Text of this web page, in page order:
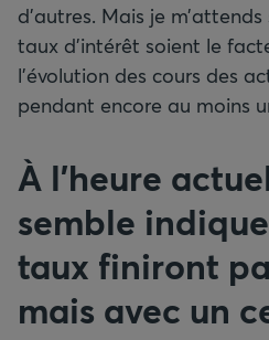
d’autres. Mais je
taux d’intérêt soient le
l’évolution des cours des
pendant encore au moins
À l’heure
semble
taux finiront
mais avec un